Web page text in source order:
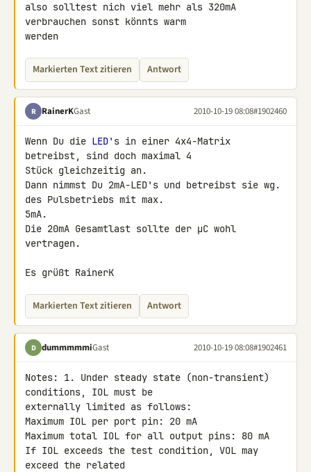
also solltest nich viel mehr als 320mA
verbrauchen sonst könnts warm
werden
Markierten Text zitieren Antwort
R RainerKGast 2010-10-19 08:08#1902460
Wenn Du die LED's in einer 4x4-Matrix
betreibst, sind doch maximal 4
Stück gleichzeitig an.
Dann nimmst Du 2mA-LED's und betreibst sie wg.
des Pulsbetriebs mit max.
5mA.
Die 20mA Gesamtlast sollte der µC wohl
vertragen.
Es grüßt RainerK
Markierten Text zitieren Antwort
D dummmmmiGast 2010-10-19 08:08#1902461
Notes: 1. Under steady state (non-transient)
conditions, IOL must be
externally limited as follows:
Maximum IOL per port pin: 20 mA
Maximum total IOL for all output pins: 80 mA
If IOL exceeds the test condition, VOL may
exceed the related